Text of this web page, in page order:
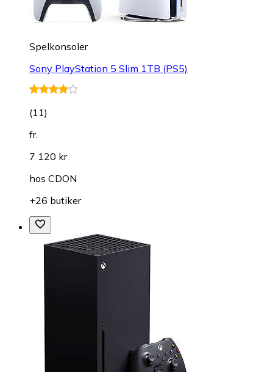
Spelkonsoler
Sony PlayStation 5 Slim 1TB (PS5)
(11)
fr.
7 120 kr
hos CDON
+26 butiker